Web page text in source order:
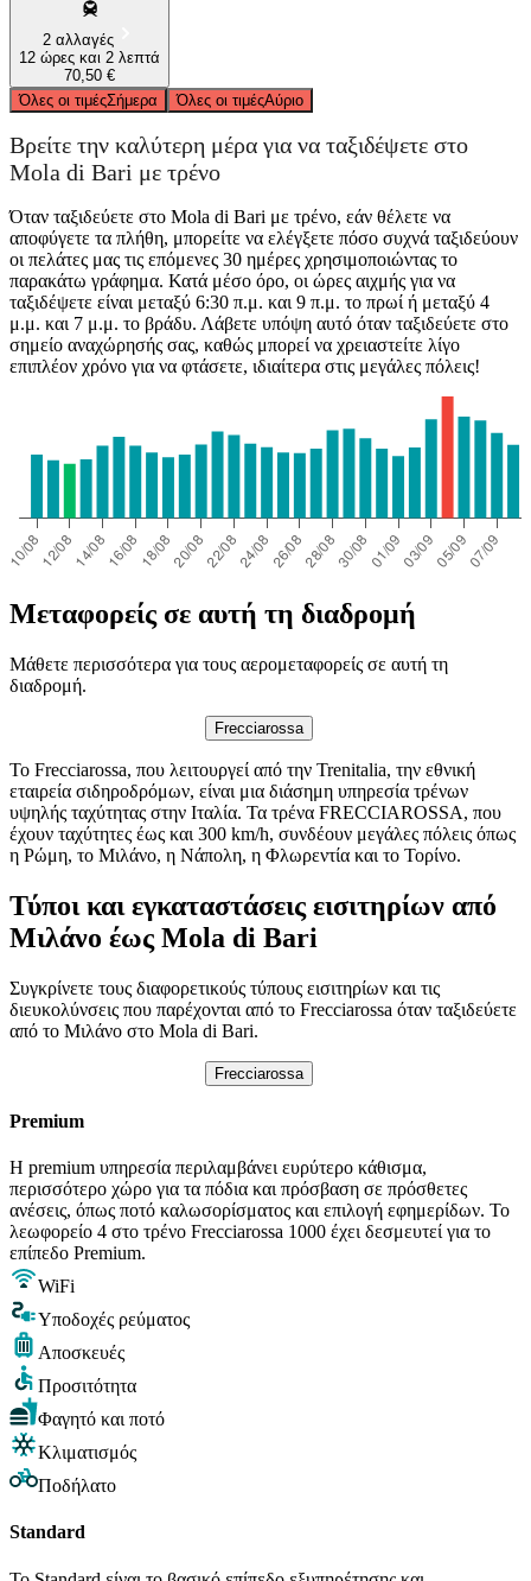
2 αλλαγές
12 ώρες και 2 λεπτά
70,50 €
Όλες οι τιμέςΣήμερα Όλες οι τιμέςΑύριο
Βρείτε την καλύτερη μέρα για να ταξιδέψετε στο
Mola di Bari με τρένο
Όταν ταξιδεύετε στο Mola di Bari με τρένο, εάν θέλετε να
αποφύγετε τα πλήθη, μπορείτε να ελέγξετε πόσο συχνά ταξιδεύουν
οι πελάτες μας τις επόμενες 30 ημέρες χρησιμοποιώντας το
παρακάτω γράφημα. Κατά μέσο όρο, οι ώρες αιχμής για να
ταξιδέψετε είναι μεταξύ 6:30 π.μ. και 9 π.μ. το πρωί ή μεταξύ 4
μ.μ. και 7 μ.μ. το βράδυ. Λάβετε υπόψη αυτό όταν ταξιδεύετε στο
σημείο αναχώρησής σας, καθώς μπορεί να χρειαστείτε λίγο
επιπλέον χρόνο για να φτάσετε, ιδιαίτερα στις μεγάλες πόλεις!
Μεταφορείς σε αυτή τη διαδρομή
Μάθετε περισσότερα για τους αερομεταφορείς σε αυτή τη
διαδρομή.
Frecciarossa
Το Frecciarossa, που λειτουργεί από την Trenitalia, την εθνική
εταιρεία σιδηροδρόμων, είναι μια διάσημη υπηρεσία τρένων
υψηλής ταχύτητας στην Ιταλία. Τα τρένα FRECCIAROSSA, που
έχουν ταχύτητες έως και 300 km/h, συνδέουν μεγάλες πόλεις όπως
η Ρώμη, το Μιλάνο, η Νάπολη, η Φλωρεντία και το Τορίνο.
Τύποι και εγκαταστάσεις εισιτηρίων από
Μιλάνο έως Mola di Bari
Συγκρίνετε τους διαφορετικούς τύπους εισιτηρίων και τις
διευκολύνσεις που παρέχονται από το Frecciarossa όταν ταξιδεύετε
από το Μιλάνο στο Mola di Bari.
Frecciarossa
Premium
Η premium υπηρεσία περιλαμβάνει ευρύτερο κάθισμα,
περισσότερο χώρο για τα πόδια και πρόσβαση σε πρόσθετες
ανέσεις, όπως ποτό καλωσορίσματος και επιλογή εφημερίδων. Το
λεωφορείο 4 στο τρένο Frecciarossa 1000 έχει δεσμευτεί για το
επίπεδο Premium.
WiFi
Υποδοχές ρεύματος
Αποσκευές
Προσιτότητα
Φαγητό και ποτό
Κλιματισμός
Ποδήλατο
Standard